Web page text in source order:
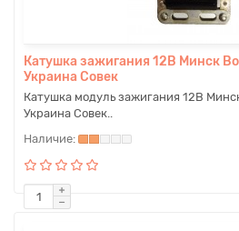
Катушка зажигания 12В Минск
Украина Совек
Катушка модуль зажигания 12В
Украина Совек..